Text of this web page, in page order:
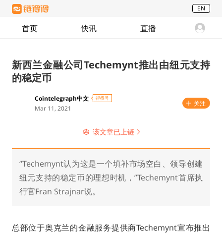
EN
首页 快讯 直播
新西兰金融公司Techemynt推出由纽元支持
的稳定币
Cointelegraph中文 得得号
Mar 11, 2021
关注
该文章已上链
“Techemynt认为这是一个填补市场空白、领导创建
纽元支持的稳定币的理想时机，”Techemynt首席执
行官Fran Strajnar说。
总部位于奥克兰的金融服务提供商Techemynt宣布推出